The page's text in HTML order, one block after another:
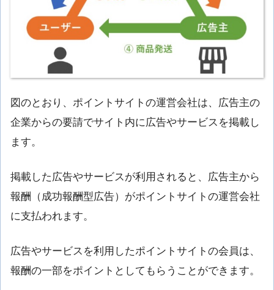
図のとおり、ポイントサイトの運営会社は、広告主の
企業からの要請でサイト内に広告やサービスを掲載し
ます。
掲載した広告やサービスが利用されると、広告主から
報酬（成功報酬型広告）がポイントサイトの運営会社
に支払われます。
広告やサービスを利用したポイントサイトの会員は、
報酬の一部をポイントとしてもらうことができます。